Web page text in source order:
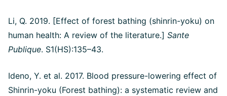
Li, Q. 2019. [Effect of forest bathing (shinrin-yoku) on
human health: A review of the literature.] Sante
Publique. S1(HS):135–43.
Ideno, Y. et al. 2017. Blood pressure-lowering effect of
Shinrin-yoku (Forest bathing): a systematic review and